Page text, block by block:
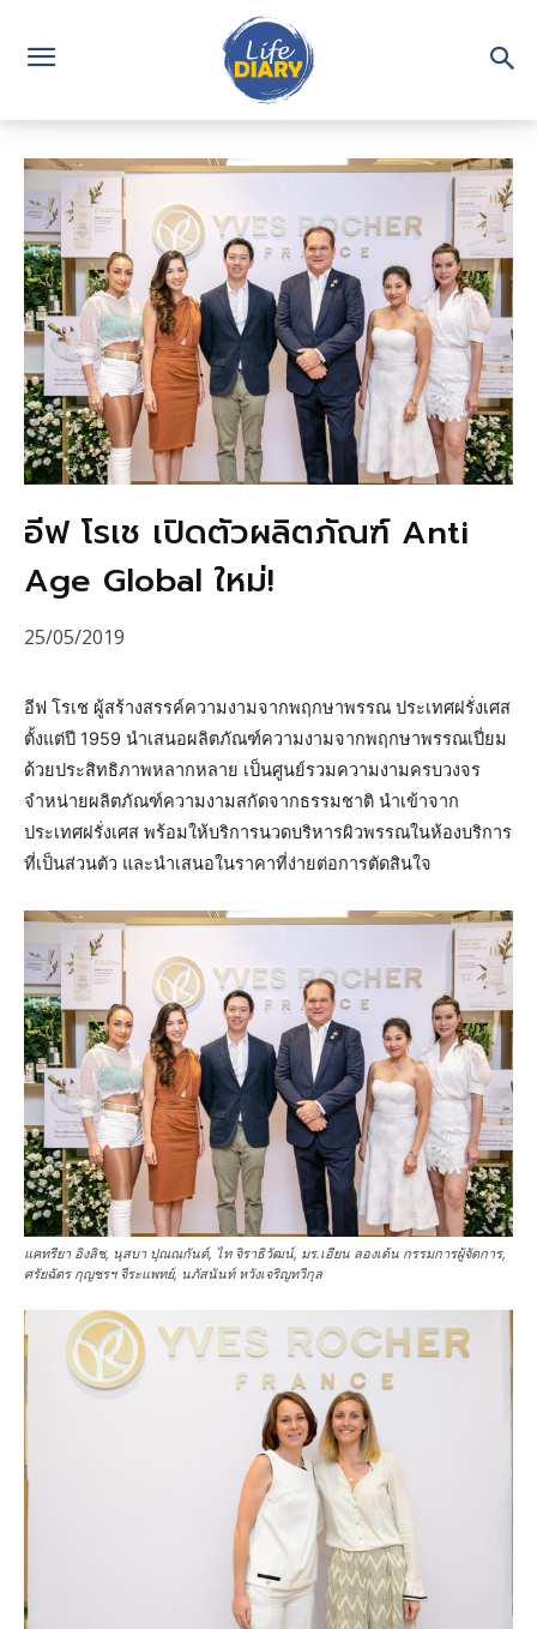
อีฟ โรเช เปิดตัวผลิตภัณฑ์ Anti
Age Global ใหม่!
25/05/2019
อีฟ โรเช ผู้สร้างสรรค์ความงามจากพฤกษาพรรณ ประเทศฝรั่งเศส
ตั้งแต่ปี 1959 นำเสนอผลิตภัณฑ์ความงามจากพฤกษาพรรณเปี่ยม
ด้วยประสิทธิภาพหลากหลาย เป็นศูนย์รวมความงามครบวงจร
จำหน่ายผลิตภัณฑ์ความงามสกัดจากธรรมชาติ นำเข้าจาก
ประเทศฝรั่งเศส พร้อมให้บริการนวดบริหารผิวพรรณในห้องบริการ
ที่เป็นส่วนตัว และนำเสนอในราคาที่ง่ายต่อการตัดสินใจ
แคทรียา อิงลิช, นุสบา ปุณณกันต์, ไท จิราธิวัฒน์, มร.เอียน ลองเด้น กรรมการผู้จัดการ,
ศรัยฉัตร กุญชรฯ จีระแพทย์, นภัสนันท์ หวังเจริญทวีกุล